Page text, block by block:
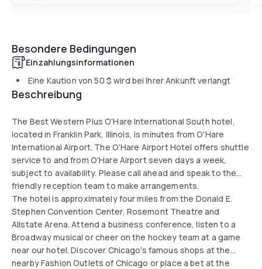
Besondere Bedingungen
Einzahlungsinformationen
Eine Kaution von50 $ wird bei Ihrer Ankunft verlangt
Beschreibung
The Best Western Plus O'Hare International South hotel,
located in Franklin Park, Illinois, is minutes from O'Hare
International Airport. The O'Hare Airport Hotel offers shuttle
service to and from O'Hare Airport seven days a week,
subject to availability. Please call ahead and speak to the
friendly reception team to make arrangements.
The hotel is approximately four miles from the Donald E.
Stephen Convention Center, Rosemont Theatre and
Allstate Arena. Attend a business conference, listen to a
Broadway musical or cheer on the hockey team at a game
near our hotel. Discover Chicago's famous shops at the
nearby Fashion Outlets of Chicago or place a bet at the